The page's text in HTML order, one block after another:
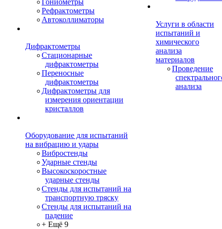
Гониометры
Рефрактометры
Автоколлиматоры
Дифрактометры
Стационарные
дифрактометры
Переносные
дифрактометры
Дифрактометры для
измерения ориентации
кристаллов
Оборудование для испытаний
на вибрацию и удары
Вибростенды
Ударные стенды
Высокоскоростные
ударные стенды
Стенды для испытаний на
транспортную тряску
Стенды для испытаний на
падение
+ Ещё 9
Услуги в области
испытаний и
химического
анализа
материалов
Проведение
анализа